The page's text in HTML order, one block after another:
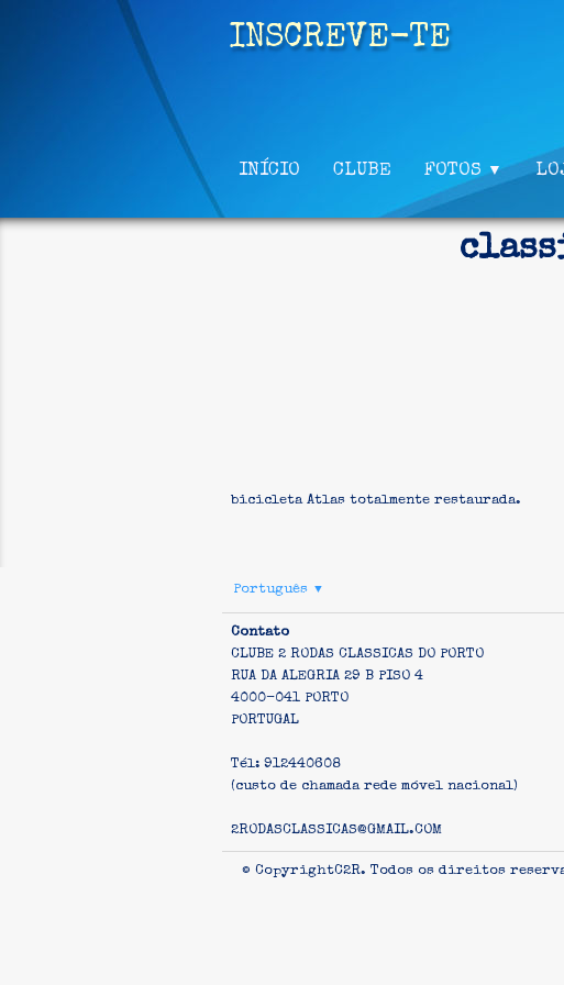
INSCREVE-TE
INÍCIO CLUBE FOTOS ▼
bicicleta Atlas totalmente restaurada.
Português ▼
Contato
CLUBE 2 RODAS CLASSICAS DO PORTO
RUA DA ALEGRIA 29 B PISO 4
4000-041 PORTO
PORTUGAL
Tél: 912440608
(custo de chamada rede móvel nacional)
2RODASCLASSICAS@GMAIL.COM
© CopyrightC2R. Todos os direitos